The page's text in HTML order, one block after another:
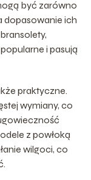
być zarówno
dopasowanie ich
i pasują
praktyczne.
wymiany, co
z powłoką
wilgoci, co